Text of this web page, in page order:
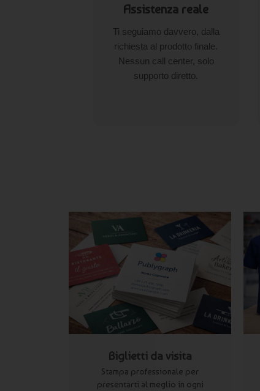
Assistenza reale
Ti seguiamo davvero, dalla
richiesta al prodotto finale.
Nessun call center, solo
supporto diretto.
Biglietti da visita
Stampa professionale per
presentarti al meglio in ogni